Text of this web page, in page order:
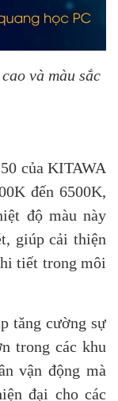
và màu sắc
của KITAWA
đến 6500K,
độ màu này
giúp cải thiện
tiết trong môi
tăng cường sự
trong các khu
vận động mà
đại cho các